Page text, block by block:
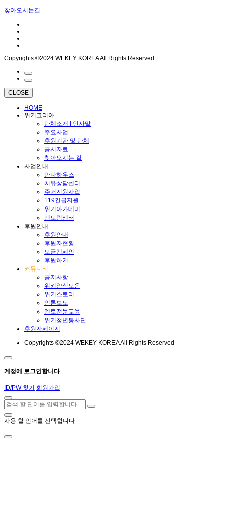
찾아오시는길
Copyrights ©2024 WEKEY KOREA All Rights Reserved
CLOSE
HOME
위키코리아
단체소개 | 인사말
주요사업
후원기관 및 단체
공시자료
찾아오시는 길
사업안내
만나하우스
치유상담센터
주거지원사업
119긴급지원
위키아카데미
멘토링센터
후원안내
후원안내
후원자현황
모금캠페인
후원하기
커뮤니티
공지사항
위키양식모음
위키스토리
언론보도
멘토전문교육
위키청년봉사단
후원자페이지
Copyrights ©2024 WEKEY KOREA All Rights Reserved
계정에 로그인합니다
ID/PW 찾기 회원가입
사용 할 언어를 선택합니다